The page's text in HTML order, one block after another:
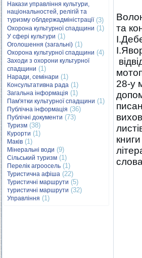
Накази управління культури,
національностей, релігій та
туризму облдержадміністрації(3)
Охорона культурної спадщини (1)
У сфері культури (1)
Оголошення (загальні) (1)
Охорона культурної спадщини (4)
Заходи з охорони культурної
спадщини (1)
Наради, семінари (1)
Консультативна рада (1)
Загальна інформація (1)
Пам'ятки культурної спадщини (1)
Публічна інформація (36)
Публічні документи (73)
Туризм (38)
Курорти (1)
Маків (1)
Мінеральні води (9)
Сільський туризм (1)
Перелік агроосель (1)
Туристична афіша (22)
Туристичні маршрути (5)
туристичні маршрути (32)
Управління (1)
та
28-у